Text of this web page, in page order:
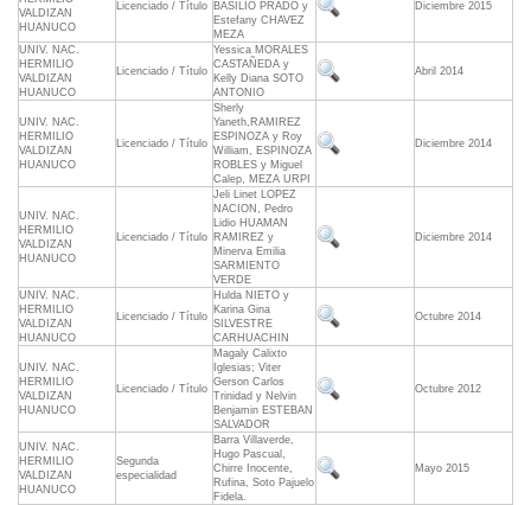
VALDIZAN
HUANUCO
Licenciado / Título BASILIO PRADO y
Estefany CHAVEZ
MEZA
Diciembre 2015
UNIV. NAC.
HERMILIO
VALDIZAN
HUANUCO
Licenciado / Título
Yessica MORALES
CASTAÑEDA y
Kelly Diana SOTO
ANTONIO
Abril 2014
UNIV. NAC.
HERMILIO
VALDIZAN
HUANUCO
Licenciado / Título
Sherly
Yaneth,RAMIREZ
ESPINOZA y Roy
William, ESPINOZA
ROBLES y Miguel
Calep, MEZA URPI
Diciembre 2014
UNIV. NAC.
HERMILIO
VALDIZAN
HUANUCO
Licenciado / Título
Jeli Linet LOPEZ
NACION, Pedro
Lidio HUAMAN
RAMIREZ y
Minerva Emilia
SARMIENTO
VERDE
Diciembre 2014
UNIV. NAC.
HERMILIO
VALDIZAN
HUANUCO
Licenciado / Título
Hulda NIETO y
Karina Gina
SILVESTRE
CARHUACHIN
Octubre 2014
UNIV. NAC.
HERMILIO
VALDIZAN
HUANUCO
Licenciado / Título
Magaly Calixto
Iglesias; Viter
Gerson Carlos
Trinidad y Nelvin
Benjamin ESTEBAN
SALVADOR
Octubre 2012
UNIV. NAC.
HERMILIO
VALDIZAN
HUANUCO
Segunda
especialidad
Barra Villaverde,
Hugo Pascual,
Chirre Inocente,
Rufina, Soto Pajuelo
Fidela.
Mayo 2015